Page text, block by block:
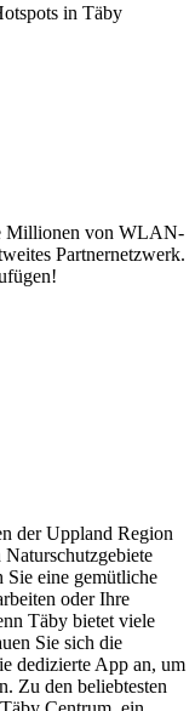
in Täby
Millionen von WLAN-
Partnernetzwerk.
der Uppland Region
Sie eine gemütliche
oder Ihre
Täby bietet viele
Sie sich die
dedizierte App an, um
Zu den beliebtesten